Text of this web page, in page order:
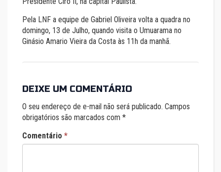
Pela LNF a equipe de Gabriel Oliveira volta a quadra no
domingo, 13 de Julho, quando visita o Umuarama no
Ginásio Amario Vieira da Costa às 11h da manhã.
DEIXE UM COMENTÁRIO
O seu endereço de e-mail não será publicado. Campos
obrigatórios são marcados com *
Comentário *